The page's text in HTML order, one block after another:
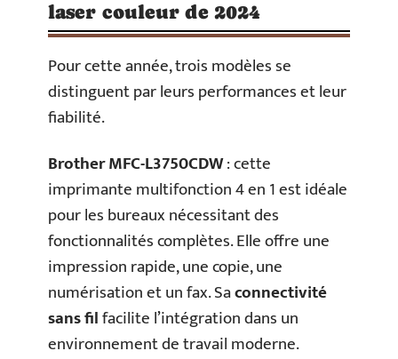
laser couleur de 2024
Pour cette année, trois modèles se
distinguent par leurs performances et leur
fiabilité.
Brother MFC-L3750CDW: cette
imprimante multifonction 4 en 1 est idéale
pour les bureaux nécessitant des
fonctionnalités complètes. Elle offre une
impression rapide, une copie, une
numérisation et un fax. Saconnectivité
sans filfacilite l’intégration dans un
environnement de travail moderne.